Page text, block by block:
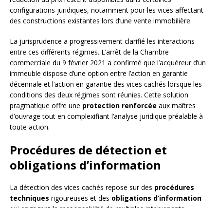
configurations juridiques, notamment pour les vices affectant
des constructions existantes lors d’une vente immobilière.
La jurisprudence a progressivement clarifié les interactions
entre ces différents régimes. L’arrêt de la Chambre
commerciale du 9 février 2021 a confirmé que l’acquéreur d’un
immeuble dispose d’une option entre l’action en garantie
décennale et l’action en garantie des vices cachés lorsque les
conditions des deux régimes sont réunies. Cette solution
pragmatique offre une protection renforcée aux maîtres
d’ouvrage tout en complexifiant l’analyse juridique préalable à
toute action.
Procédures de détection et
obligations d’information
La détection des vices cachés repose sur des procédures
techniques rigoureuses et des obligations d’information